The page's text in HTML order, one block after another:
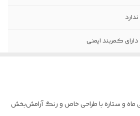
ندارد
دارای کمربند ایمنی
و ستاره با طراحی خاص و رنگ آرامش‌بخش